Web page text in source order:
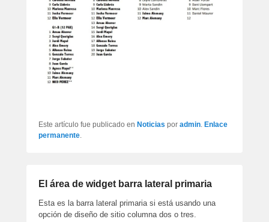
Este artículo fue publicado en Noticias por admin. Enlace
permanente.
El área de widget barra lateral primaria
Esta es la barra lateral primaria si está usando una
opción de diseño de sitio columna dos o tres.